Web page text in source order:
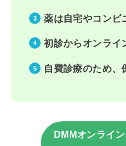
薬は自宅やコンビ
初診からオンライ
自費診療のため、
DMMオンライ